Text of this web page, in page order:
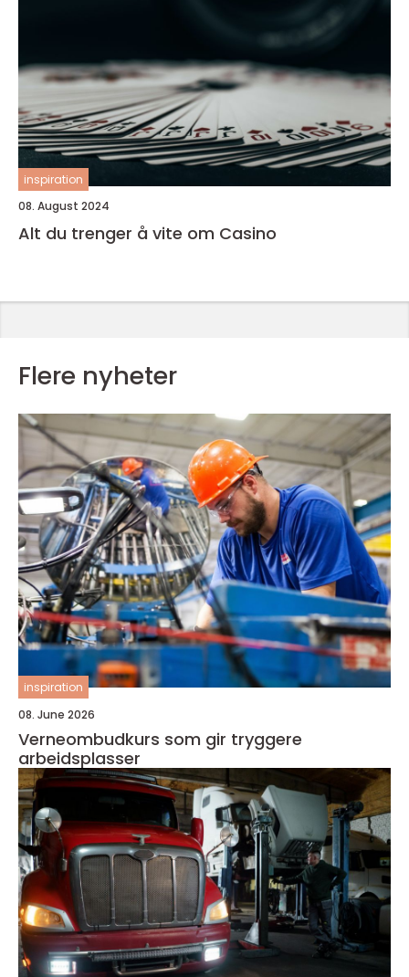
inspiration
08. August 2024
Alt du trenger å vite om Casino
Flere nyheter
inspiration
08. June 2026
Verneombudkurs som gir tryggere
arbeidsplasser